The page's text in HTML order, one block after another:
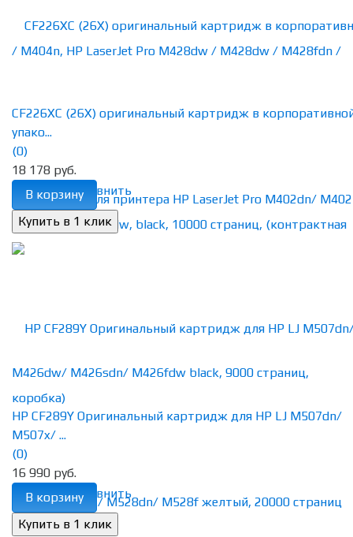
избранное сравнить
CF226XC (26X) оригинальный картридж в
упако...
(0)
18 178 руб.
В корзину
избранное сравнить
HP CF289Y Оригинальный картридж для HP LJ M507dn/
M507x/ ...
(0)
16 990 руб.
В корзину